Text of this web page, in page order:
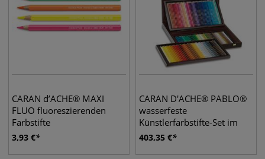
CARAN d’ACHE® MAXI
FLUO fluoreszierenden
Farbstifte
3,93 €
CARAN D'ACHE® PABLO®
wasserfeste
Künstlerfarbstifte-Set im
120er-Holzkoffer
403,35 €